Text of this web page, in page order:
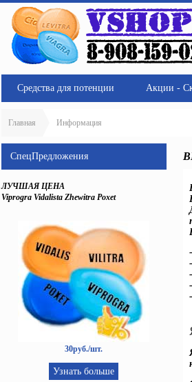
Средства для потенции Акции -
Главная Информация
СпецПредложения
ЛУЧШАЯ ЦЕНА
Viprogra Vidalista Zhewitra Poxet
30руб./шт.
Узнать больше